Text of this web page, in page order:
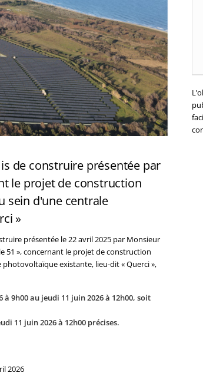
de construire présentée par
le projet de construction
sein d'une centrale
»
présentée le 22 avril 2025 par Monsieur
51 », concernant le projet de construction
existante, lieu-dit « Querci »,
9h00 au jeudi 11 juin 2026 à 12h00, soit
11 juin 2026 à 12h00 précises.
2026